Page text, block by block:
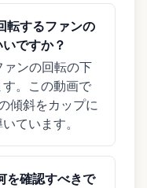
転するファンの
ですか？
ンの回転の下
。この動画で
傾斜をカップに
ています。
を確認すべきで